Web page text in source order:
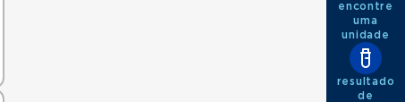
encontre
uma
unidade
resultado
de